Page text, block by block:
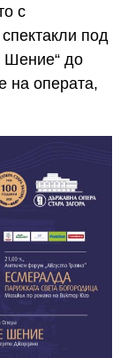
с
под
Шение“ до
на операта,